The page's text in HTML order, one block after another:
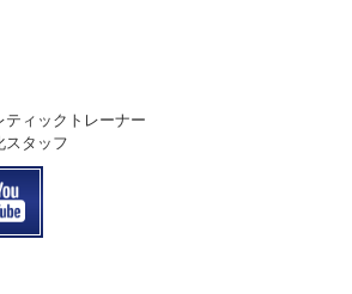
ティックトレーナー
スタッフ